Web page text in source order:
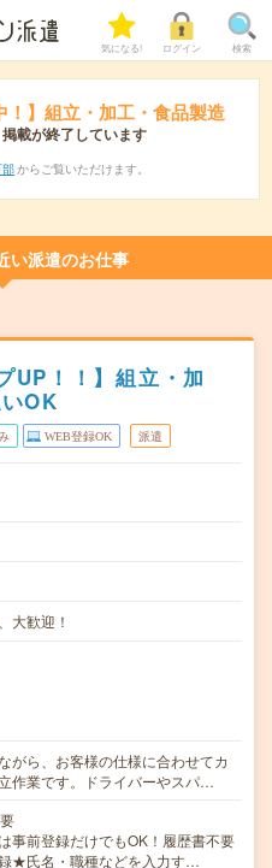
気になる! ログイン 検索
！】組立・加工・食品製造
載が終了しています
からご覧いただけます。
い派遣のお仕事
UP！！】組立・加
OK
WEB登録OK 派遣
大歓迎！
がら、お客様の仕様に合わせてカ
作業です。ドライバーやスパ…
事前登録だけでもOK！履歴書不要
★氏名・職種などを入力す…